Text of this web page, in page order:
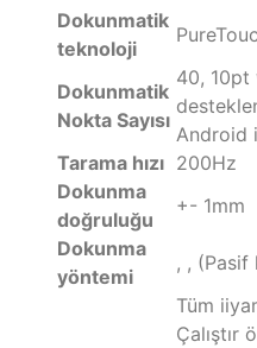
Dokunmatik
teknoloji
Dokunmatik
Nokta Sayısı
40, 10pt
Android
Tarama hızı 200Hz
Dokunma
doğruluğu
+- 1mm
Dokunma
yöntemi
, , (Pasif
Tüm
Çalıştır